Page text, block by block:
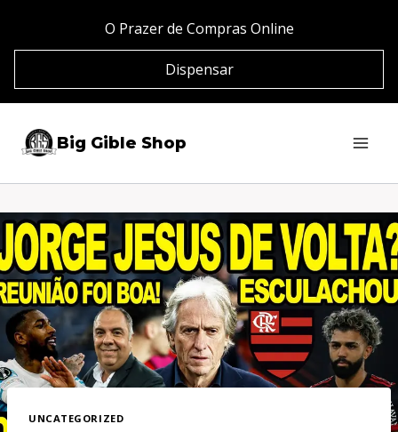
Conteúdo
O Prazer de Compras Online
Dispensar
Big Gible Shop
UNCATEGORIZED